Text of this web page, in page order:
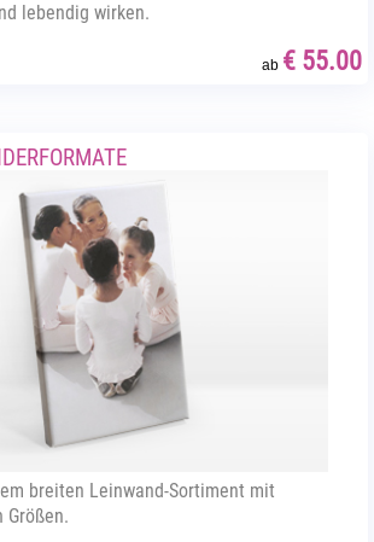
lebendig wirken.
ab € 55.00
breiten Leinwand-Sortiment mit
Größen.